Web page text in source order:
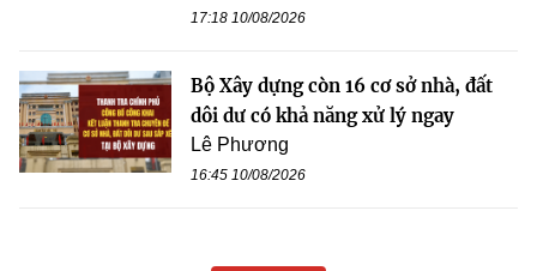
17:18 10/08/2026
Bộ Xây dựng còn 16 cơ sở nhà, đất
dôi dư có khả năng xử lý ngay
Lê Phương
16:45 10/08/2026